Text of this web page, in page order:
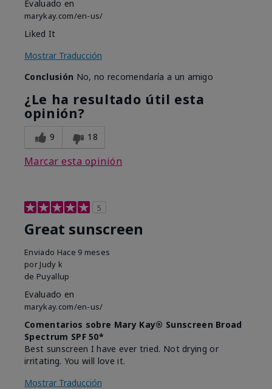
Evaluado en
marykay.com/en-us/
Liked It
Mostrar Traducción
Conclusión No, no recomendaría a un amigo
¿Le ha resultado útil esta
opinión?
9 18
Marcar esta opinión
5
Great sunscreen
Enviado Hace 9 meses
por Judy k
de Puyallup
Evaluado en
marykay.com/en-us/
Comentarios sobre Mary Kay® Sunscreen Broad
Spectrum SPF 50*
Best sunscreen I have ever tried. Not drying or
irritating. You will love it.
Mostrar Traducción